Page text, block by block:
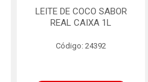
LEITE DE COCO SABOR
REAL CAIXA 1L
Código: 24392